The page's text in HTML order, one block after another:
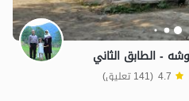
- الطابق الثاني
4.7 (141 تعليق)